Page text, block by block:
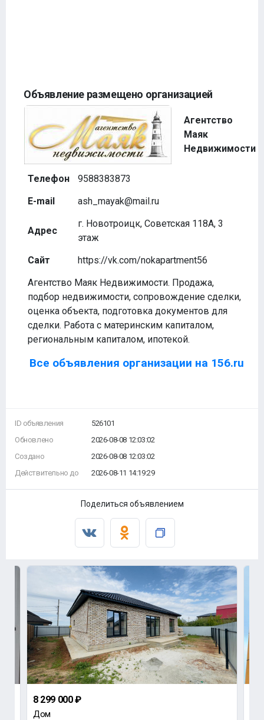
Объявление размещено организацией
Агентство
Маяк
Недвижимости
Телефон
9588383873
E-mail
ash_mayak@mail.ru
Адрес
г. Новотроицк, Советская 118А, 3
этаж
Сайт
https://vk.com/nokapartment56
Агентство Маяк Недвижимости. Продажа,
подбор недвижимости, сопровождение сделки,
оценка объекта, подготовка документов для
сделки. Работа с материнским капиталом,
региональным капиталом, ипотекой.
Все объявления организации на 156.ru
ID объявления
Обновлено
Создано
Действительно до
526101
2026-08-08 12:03:02
2026-08-08 12:03:02
2026-08-11 14:19:29
Поделиться объявлением
8 299 000 ₽
Дом